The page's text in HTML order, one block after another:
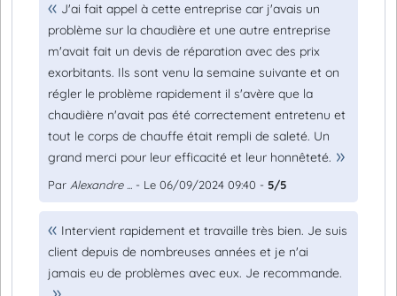
J'ai fait appel à cette entreprise car j'avais un
problème sur la chaudière et une autre entreprise
m'avait fait un devis de réparation avec des prix
exorbitants. Ils sont venu la semaine suivante et on
régler le problème rapidement il s'avère que la
chaudière n'avait pas été correctement entretenu et
tout le corps de chauffe était rempli de saleté. Un
grand merci pour leur efficacité et leur honnêteté.
Par Alexandre ... - Le 06/09/2024 09:40 - 5/5
Intervient rapidement et travaille très bien. Je suis
client depuis de nombreuses années et je n'ai
jamais eu de problèmes avec eux. Je recommande.